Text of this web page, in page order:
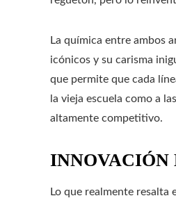
La química entre ambos
icónicos y su carisma
que permite que cada
la vieja escuela como a
altamente competitivo.
INNOVACIÓN
Lo que realmente resalta